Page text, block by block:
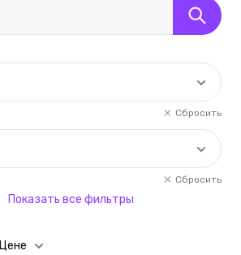
Сбросить
Сбросить
Показать все фильтры
Цене